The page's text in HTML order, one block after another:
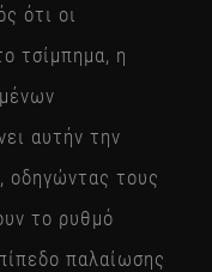
ότι οι
τσίμπημα, η
αυτήν την
οδηγώντας τους
το ρυθμό
παλαίωσης